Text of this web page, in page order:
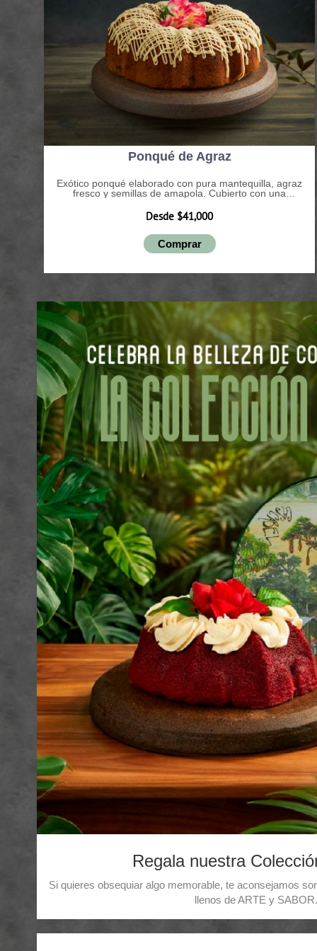
Ponqué de Agraz
Exótico ponqué elaborado con pura mantequilla, agraz
fresco y semillas de amapola. Cubierto con una
Desde $41,000
Comprar
Regala nuestra
Si quieres obsequiar algo memorable, te aconsejamos
llenos de ARTE y SABOR.